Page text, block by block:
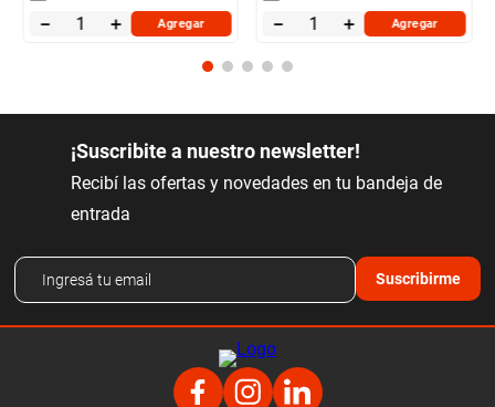
＋
－ Agregar ＋
－ Agregar
¡Suscribite a nuestro newsletter!
Recibí las ofertas y novedades en tu bandeja de
entrada
Suscribirme